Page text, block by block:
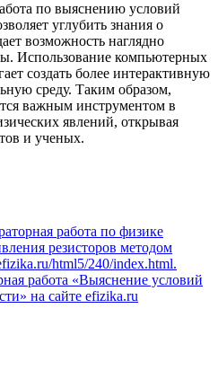
по выяснению условий
углубить знания о
возможность наглядно
Использование компьютерных
создать более интерактивную
среду. Таким образом,
важным инструментом в
явлений, открывая
и ученых.
работа по физике
резисторов методом
html5/240/index.html.
работа «Выяснение условий
на сайте efizika.ru